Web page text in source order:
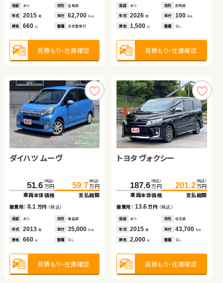
保証 あり 住所 宮城県
年式 2015 年 走行 62,700 km
排気 660 cc 整備 法定整備付
見積もり・在庫確認
保証 あり 住所 群馬県
年式 2026年 走行 100 km
排気 1,500cc 整備 なし
見積もり・在庫確認
ダイハツ ムーヴ
51.6 （税込）
万円
車両本体価格
59.7 （税込）
万円
支払総額
諸費用：8.1 万円 （税込）
保証 あり 住所 福島県
年式 2013 年 走行 35,000 km
排気 660 cc 整備 なし
見積もり・在庫確認
トヨタ ヴォクシー
187.6 （税込）
万円
車両本体価格
201.2 （税込）
万円
支払総額
諸費用： 13.6万円 （税込）
保証 あり 住所 埼玉県
年式 2015年 走行 43,700 km
排気 2,000cc 整備 なし
見積もり・在庫確認
保証 なし 住所 鳥取県
年式 2017 年 走行 73,900 km
排気 1,000 整備 法定整備付
見積もり・在庫確認
保証 あり 住所 岩手県
年式 2017年 走行 79,600
排気 2,000cc 整備 法定整備付
見積もり・在庫確認
トヨタ プリウス
26.7 （税込）
万円
車両本体価格
34.0 （税込）
万円
支払総額
諸費用：7.3 万円 （税込）
保証 なし 住所 大分県
年式 2012 年 走行 192,700km
排気 1,800 整備 法定整備付
見積もり・在庫確認
スズキ ワゴンＲ
63.0 （税込）
万円
車両本体価格
70.5 （税込）
万円
支払総額
諸費用： 7.5万円（税込）
保証 あり 住所 岡山県
年式 2019年 走行 40,500 km
排気 660cc 整備 法定整備付
見積もり・在庫確認
保証 なし 住所
年式 2023 年 走行 39,700 km
排気 1,500 整備 なし
見積もり・在庫確認
保証 あり 住所 茨城県
年式 2013年 走行 39,000
排気 2,000cc 整備 なし
見積もり・在庫確認
スズキ アルト ＨＢ
48.7 （税込）
万円
車両本体価格
57.7 （税込）
万円
支払総額
諸費用：9.0 万円 （税込）
保証 あり 住所 埼玉県
年式 2021 年 走行 10,400 km
排気 660 cc 整備 法定整備付
見積もり・在庫確認
ホンダ フィット
109.5 （税込）
万円
車両本体価格
123.7 （税込）
万円
支払総額
諸費用： 14.2万円 （税込）
保証 あり 住所 埼玉県
年式 2019年 走行 38,600 km
排気 1,400cc 整備 法定整備付
見積もり・在庫確認